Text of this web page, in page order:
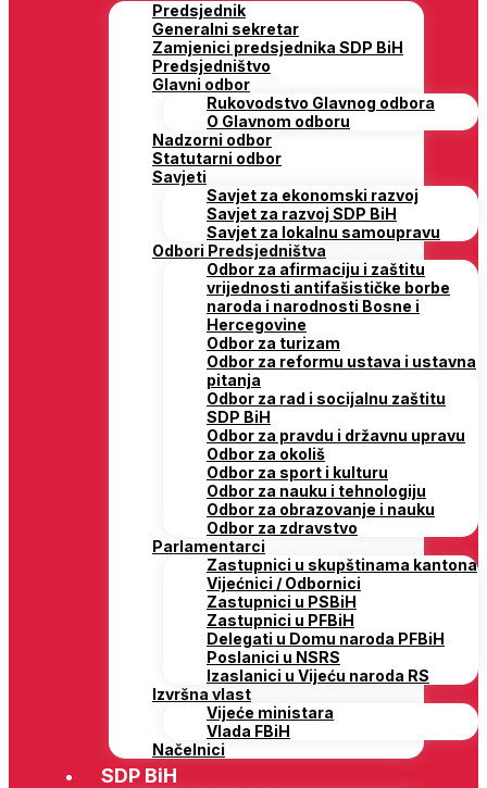
Predsjednik
Generalni sekretar
Zamjenici predsjednika SDP BiH
Predsjedništvo
Glavni odbor
Rukovodstvo Glavnog odbora
O Glavnom odboru
Nadzorni odbor
Statutarni odbor
Savjeti
Savjet za ekonomski razvoj
Savjet za razvoj SDP BiH
Savjet za lokalnu samoupravu
Odbori Predsjedništva
Odbor za afirmaciju i zaštitu
vrijednosti antifašističke borbe
naroda i narodnosti Bosne i
Hercegovine
Odbor za turizam
Odbor za reformu ustava i ustavna
pitanja
Odbor za rad i socijalnu zaštitu
SDP BiH
Odbor za pravdu i državnu upravu
Odbor za okoliš
Odbor za sport i kulturu
Odbor za nauku i tehnologiju
Odbor za obrazovanje i nauku
Odbor za zdravstvo
Parlamentarci
Zastupnici u skupštinama kantona
Vijećnici / Odbornici
Zastupnici u PSBiH
Zastupnici u PFBiH
Delegati u Domu naroda PFBiH
Poslanici u NSRS
Izaslanici u Vijeću naroda RS
Izvršna vlast
Vijeće ministara
Vlada FBiH
Načelnici
SDP BiH